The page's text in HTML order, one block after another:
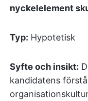
nyckelelement
Typ: Hypotetisk
Syfte och insikt:
kandidatens